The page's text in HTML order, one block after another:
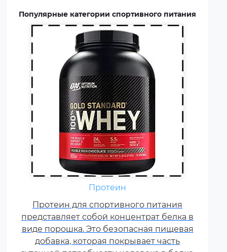
Популярные категории спортивного питания
спортсменов и бодибилдеров.
Протеин
Протеин для спортивного питания
представляет собой концентрат белка в
виде порошка. Это безопасная пищевая
добавка, которая покрывает часть
незаменимые органические
соединения, которые обычно
поступают в организм с
белковой пищей.
Несбалансированное питание,